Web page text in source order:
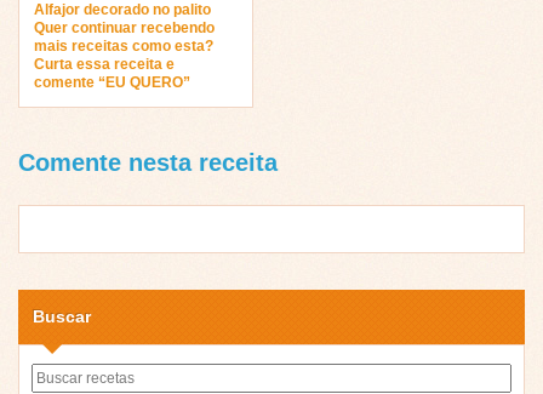
Alfajor decorado no palito
Quer continuar recebendo
mais receitas como esta?
Curta essa receita e
comente “EU QUERO”
Comente nesta receita
Buscar